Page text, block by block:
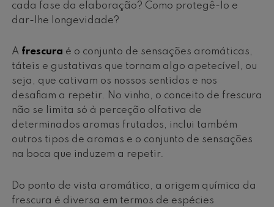
cada fase da elaboração? Como protegê-lo e
dar-lhe longevidade?
Afrescura é o conjunto de sensações aromáticas,
táteis e gustativas que tornam algo apetecível, ou
seja, que cativam os nossos sentidos e nos
desafiam a repetir. No vinho, o conceito de frescura
não se limita só à perceção olfativa de
determinados aromas frutados, inclui também
outros tipos de aromas e o conjunto de sensações
na boca que induzem a repetir.
Do ponto de vista aromático, a origem química da
frescura é diversa em termos de espécies